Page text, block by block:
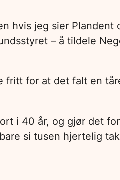
hvis jeg sier Plandent
– å tildele
for at det falt en
i 40 år, og gjør det
si tusen hjertelig